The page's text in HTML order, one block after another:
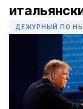
ДЕЖУРНЫЙ ПО